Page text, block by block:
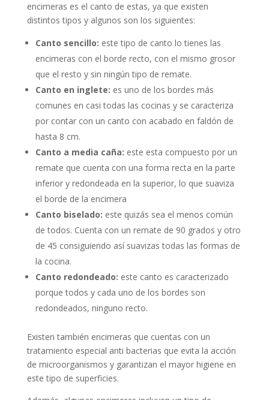
encimeras es el canto de estas, ya que existen
distintos tipos y algunos son los siguientes:
Canto sencillo: este tipo de canto lo tienes las
encimeras con el borde recto, con el mismo grosor
que el resto y sin ningún tipo de remate.
Canto en inglete: es uno de los bordes más
comunes en casi todas las cocinas y se caracteriza
por contar con un canto con acabado en faldón de
hasta 8 cm.
Canto a media caña: este esta compuesto por un
remate que cuenta con una forma recta en la parte
inferior y redondeada en la superior, lo que suaviza
el borde de la encimera
Canto biselado: este quizás sea el menos común
de todos. Cuenta con un remate de 90 grados y otro
de 45 consiguiendo así suavizas todas las formas de
la cocina.
Canto redondeado: este canto es caracterizado
porque todos y cada uno de los bordes son
redondeados, ninguno recto.
Existen también encimeras que cuentas con un
tratamiento especial anti bacterias que evita la acción
de microorganismos y garantizan el mayor higiene en
este tipo de superficies.